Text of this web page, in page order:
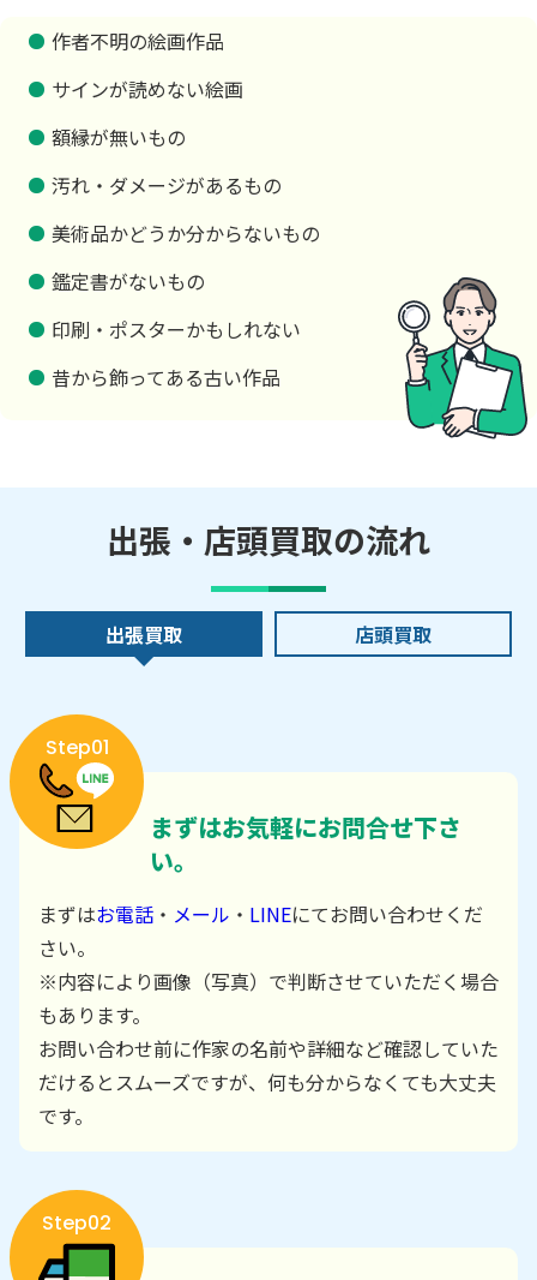
作者不明の絵画作品
サインが読めない絵画
額縁が無いもの
汚れ・ダメージがあるもの
美術品かどうか分からないもの
鑑定書がないもの
印刷・ポスターかもしれない
昔から飾ってある古い作品
出張・店頭買取の流れ
出張買取 店頭買取
Step01
まずはお気軽にお問合せ下さ
い。
まずはお電話 ・ メール ・ LINEにてお問い合わせくだ
さい。
※内容により画像（写真）で判断させていただく場合
もあります。
お問い合わせ前に作家の名前や詳細など確認していた
だけるとスムーズですが、何も分からなくても大丈夫
です。
Step02